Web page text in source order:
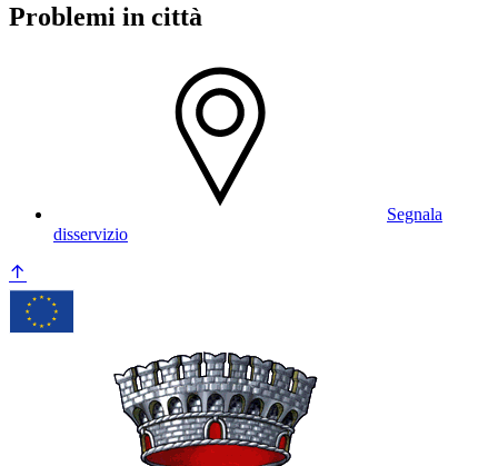
Problemi in città
Segnala
disservizio